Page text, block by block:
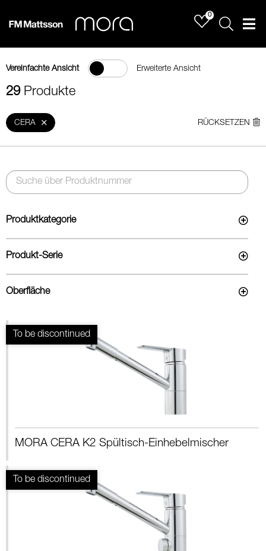
0
Sök
Vereinfachte Ansicht Erweiterte Ansicht
29 Produkte
CERA RÜCKSETZEN
Produktkategorie
Produkt-Serie
Oberfläche
MORA CERA K2 Spültisch-Einhebelmischer